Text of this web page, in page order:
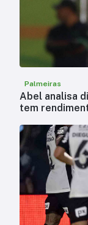
Palmeiras
Abel analisa
tem